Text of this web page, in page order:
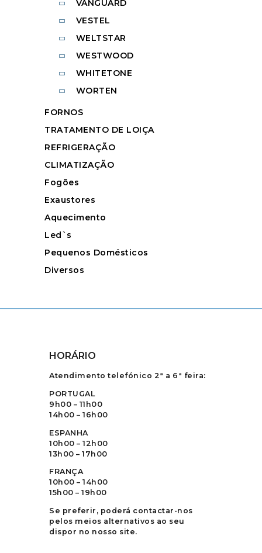
VANGUARD
VESTEL
WELTSTAR
WESTWOOD
WHITETONE
WORTEN
FORNOS
TRATAMENTO DE LOIÇA
REFRIGERAÇÃO
CLIMATIZAÇÃO
Fogões
Exaustores
Aquecimento
Led`s
Pequenos Domésticos
Diversos
HORÁRIO
Atendimento telefónico 2ª a 6ª feira:
PORTUGAL
9h00 – 11h00
14h00 – 16h00
ESPANHA
10h00 – 12h00
13h00 – 17h00
FRANÇA
10h00 – 14h00
15h00 – 19h00
Se preferir, poderá contactar-nos
pelos meios alternativos ao seu
dispor no nosso site.